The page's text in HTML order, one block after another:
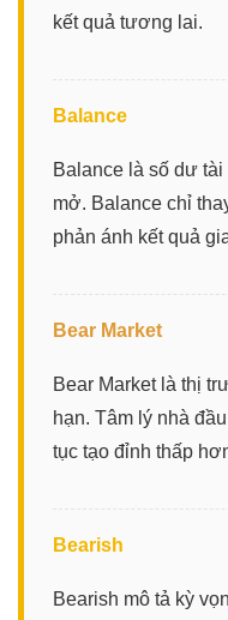
kết quả tương lai.
Balance
Balance là số dư
mở. Balance chỉ
phản ánh kết quả
Bear Market
Bear Market là thị
hạn. Tâm lý nhà
tục tạo đỉnh thấp
Bearish
Bearish mô tả kỳ